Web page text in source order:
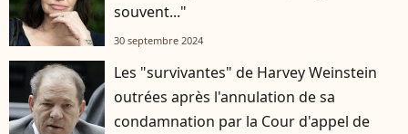
souvent..."
30 septembre 2024
Les "survivantes" de Harvey Weinstein
outrées après l'annulation de sa
condamnation par la Cour d'appel de